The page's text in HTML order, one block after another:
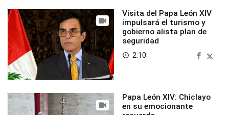
Visita del Papa León XIV
impulsará el turismo y
gobierno alista plan de
seguridad
access_time 2:10
Papa León XIV: Chiclayo
en su emocionante